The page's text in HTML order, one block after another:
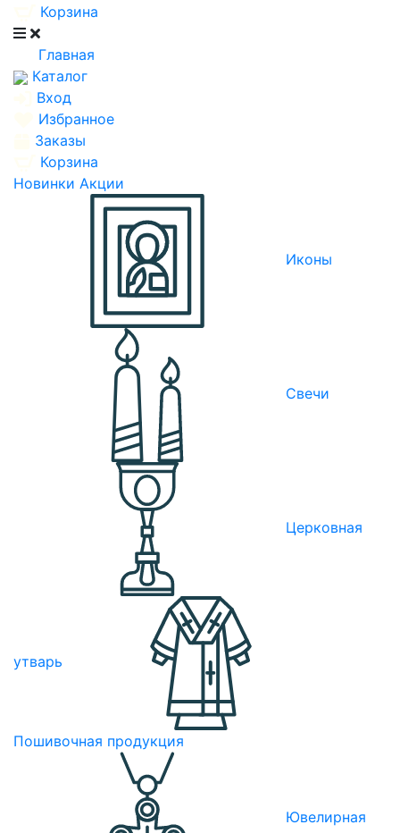
Корзина
Главная
Каталог
Вход
Избранное
Заказы
Корзина
Новинки Акции
Иконы
Свечи
Церковная
утварь
Пошивочная продукция
Ювелирная